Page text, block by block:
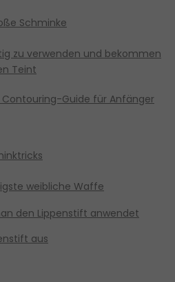
Schminke
zu verwenden und bekommen
Teint
Contouring-Guide für Anfänger
weibliche Waffe
den Lippenstift anwendet
aus